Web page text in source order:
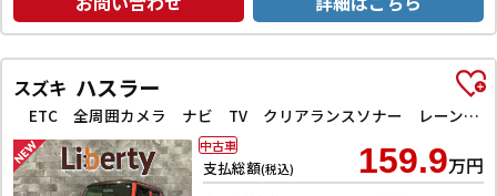
スズキ ハスラー
ETC 全周囲カメラ ナビ TV クリアランスソナー レーンアシスト 衝突被害軽減システム オートライト スマートキー アイドリングストップ 電動格納ミラー シートヒーター CVT ESC CD
支払総額(税込) 159.9万円
中古車